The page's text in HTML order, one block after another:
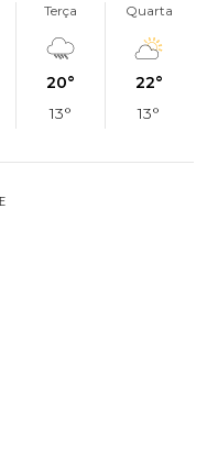
Terça
20°
13°
Quarta
22°
13°